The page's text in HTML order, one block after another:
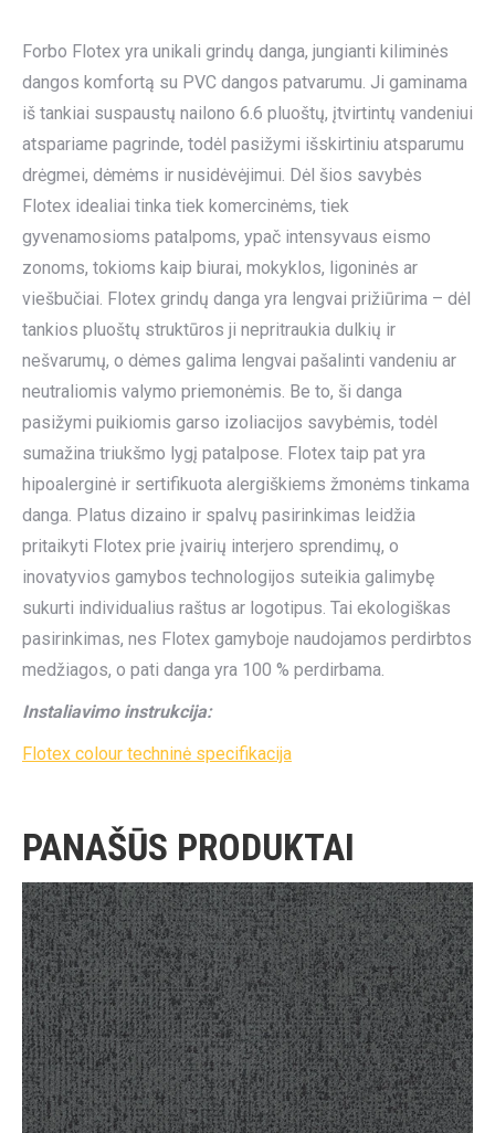
Forbo Flotex yra unikali grindų danga, jungianti kiliminės
dangos komfortą su PVC dangos patvarumu. Ji gaminama
iš tankiai suspaustų nailono 6.6 pluoštų, įtvirtintų vandeniui
atspariame pagrinde, todėl pasižymi išskirtiniu atsparumu
drėgmei, dėmėms ir nusidėvėjimui. Dėl šios savybės
Flotex idealiai tinka tiek komercinėms, tiek
gyvenamosioms patalpoms, ypač intensyvaus eismo
zonoms, tokioms kaip biurai, mokyklos, ligoninės ar
viešbučiai. Flotex grindų danga yra lengvai prižiūrima – dėl
tankios pluoštų struktūros ji nepritraukia dulkių ir
nešvarumų, o dėmes galima lengvai pašalinti vandeniu ar
neutraliomis valymo priemonėmis. Be to, ši danga
pasižymi puikiomis garso izoliacijos savybėmis, todėl
sumažina triukšmo lygį patalpose. Flotex taip pat yra
hipoalerginė ir sertifikuota alergiškiems žmonėms tinkama
danga. Platus dizaino ir spalvų pasirinkimas leidžia
pritaikyti Flotex prie įvairių interjero sprendimų, o
inovatyvios gamybos technologijos suteikia galimybę
sukurti individualius raštus ar logotipus. Tai ekologiškas
pasirinkimas, nes Flotex gamyboje naudojamos perdirbtos
medžiagos, o pati danga yra 100 % perdirbama.
Instaliavimo instrukcija:
Flotex colour techninė specifikacija
PANAŠŪS PRODUKTAI